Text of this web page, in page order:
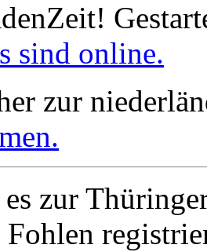
sind online.
zur
zur
Fohlen